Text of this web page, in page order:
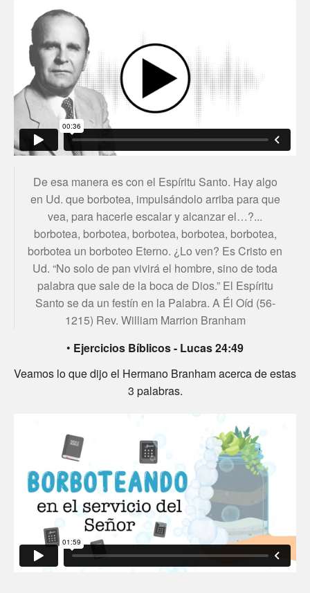
De esa manera es con el Espíritu Santo. Hay algo
en Ud. que borbotea, impulsándolo arriba para que
vea, para hacerle escalar y alcanzar el…?...
borbotea, borbotea, borbotea, borbotea, borbotea,
borbotea un borboteo Eterno. ¿Lo ven? Es Cristo en
Ud. “No solo de pan vivirá el hombre, sino de toda
palabra que sale de la boca de Dios.” El Espíritu
Santo se da un festín en la Palabra. A Él Oíd (56-
1215) Rev. William Marrion Branham
• Ejercicios Bíblicos - Lucas 24:49
Veamos lo que dijo el Hermano Branham acerca de estas
3 palabras.